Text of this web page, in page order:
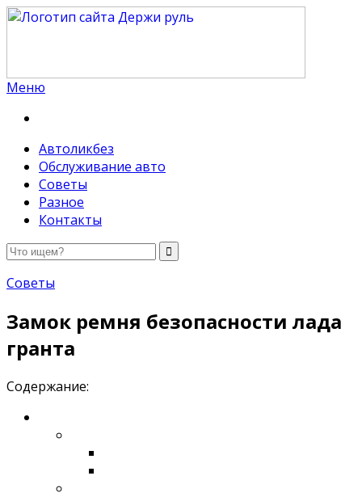
Меню
Автоликбез
Обслуживание авто
Советы
Разное
Контакты
Советы
Замок ремня безопасности лада
гранта
Содержание: